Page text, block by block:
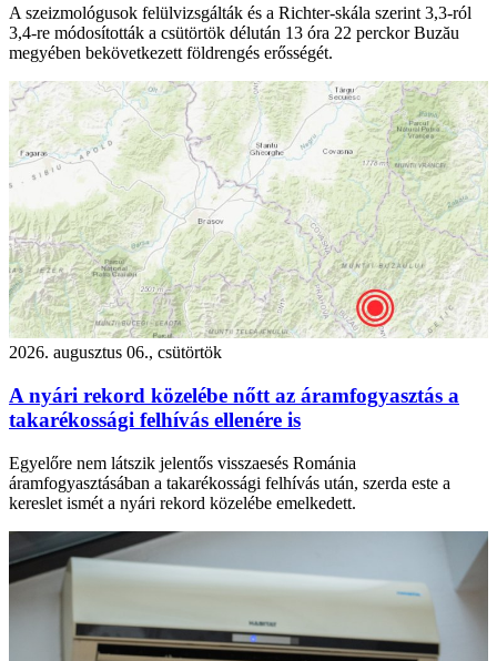
A szeizmológusok felülvizsgálták és a Richter-skála szerint 3,3-ról
3,4-re módosították a csütörtök délután 13 óra 22 perckor Buzău
megyében bekövetkezett földrengés erősségét.
2026. augusztus 06., csütörtök
A nyári rekord közelébe nőtt az áramfogyasztás a
takarékossági felhívás ellenére is
Egyelőre nem látszik jelentős visszaesés Románia
áramfogyasztásában a takarékossági felhívás után, szerda este a
kereslet ismét a nyári rekord közelébe emelkedett.